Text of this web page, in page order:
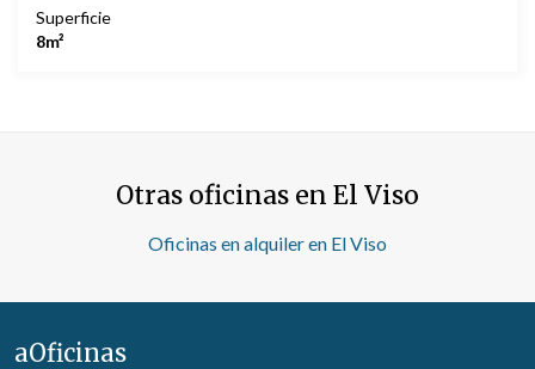
Superficie
8m²
Otras oficinas en El Viso
Oficinas en alquiler en El Viso
aOficinas